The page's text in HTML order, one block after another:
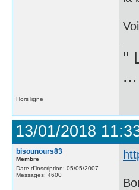
"
Hors ligne
13/01/2018
bisounours83
Membre
Date d'inscription: 05/05/2007
Messages: 4600